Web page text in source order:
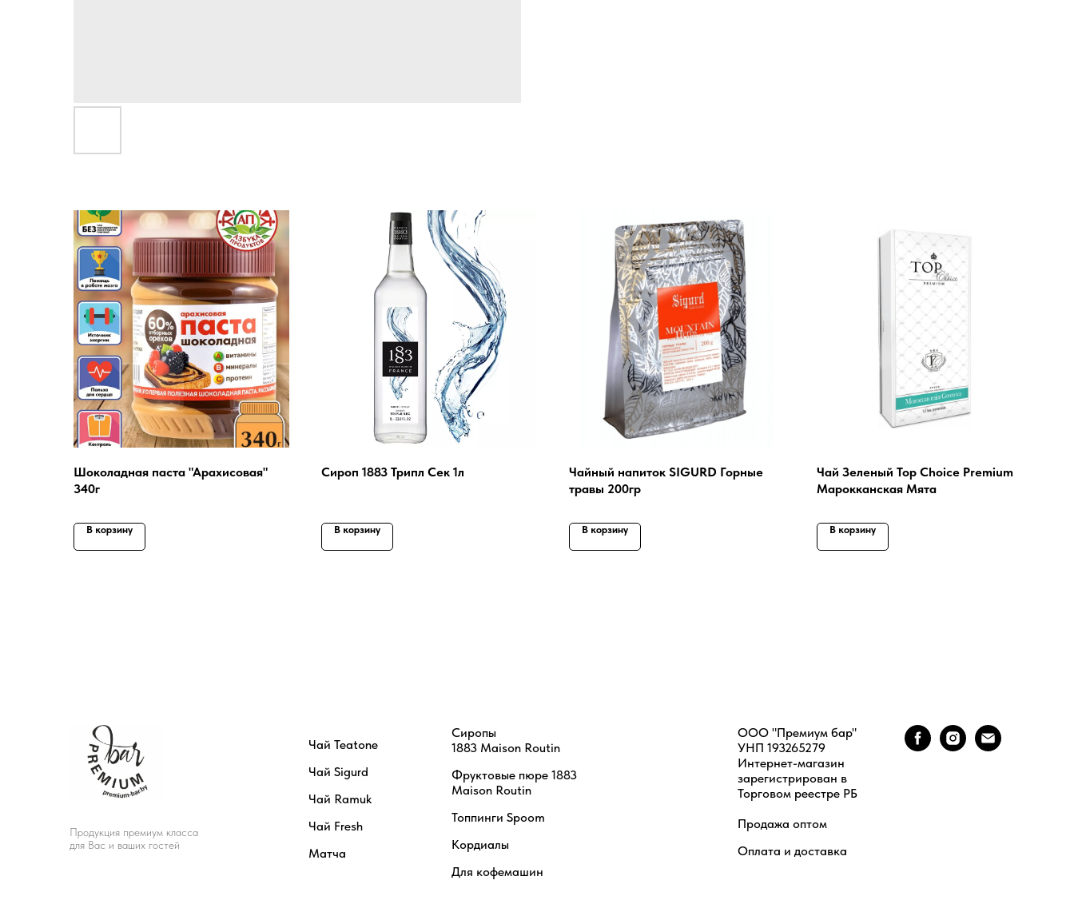
Шоколадная паста "Арахисовая"
340г
В корзину
Сироп 1883 Трипл Сек 1л
В корзину
Чайный напиток SIGURD Горные
травы 200гр
В корзину
Чай Зеленый Top Choice Premium
Марокканская Мята
В корзину
Продукция премиум класса
для Вас и ваших гостей
Чай Teatone
Чай Sigurd
Чай Ramuk
Чай Fresh
Матча
Сиропы
1883 Maison Routin
Фруктовые пюре 1883
Maison Routin
Топпинги Spoom
Кордиалы
Для кофемашин
ООО "Премиум бар"
УНП 193265279
Интернет-магазин
зарегистрирован в
Торговом реестре РБ
Продажа оптом
Оплата и доставка